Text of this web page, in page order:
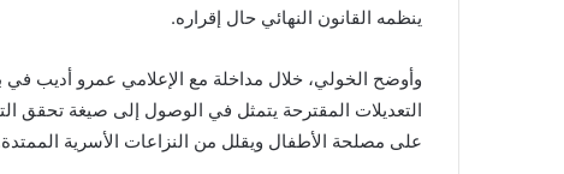
ينظمه القانون النهائي حال إقراره.
وأوضح الخولي، خلال مداخلة مع الإعلامي عمرو أديب
التعديلات المقترحة يتمثل في الوصول إلى صيغة تحقق
على مصلحة الأطفال ويقلل من النزاعات الأسرية